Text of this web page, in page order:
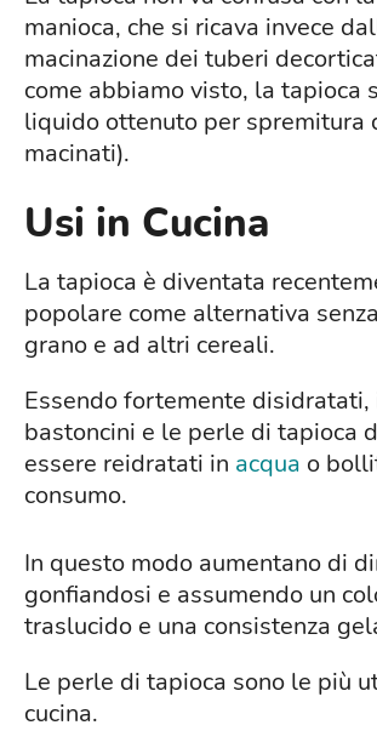
manioca, che si ricava invece
macinazione dei tuberi
come abbiamo visto, la tapioca
liquido ottenuto per spremitura
macinati).
Usi in Cucina
La tapioca è diventata
popolare come alternativa
grano e ad altri cereali.
Essendo fortemente disidratati,
bastoncini e le perle di tapioca
essere reidratati in acqua o
consumo.
In questo modo aumentano di
gonfiandosi e assumendo un
traslucido e una consistenza
Le perle di tapioca sono le più
cucina.